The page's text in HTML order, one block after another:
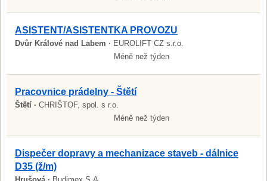
ASISTENT/ASISTENTKA PROVOZU
Dvůr Králové nad Labem · EUROLIFT CZ s.r.o.
Méně než týden
Pracovnice prádelny - Štětí
Štětí · CHRIŠTOF, spol. s r.o.
Méně než týden
Dispečer dopravy a mechanizace staveb - dálnice
D35 (ž/m)